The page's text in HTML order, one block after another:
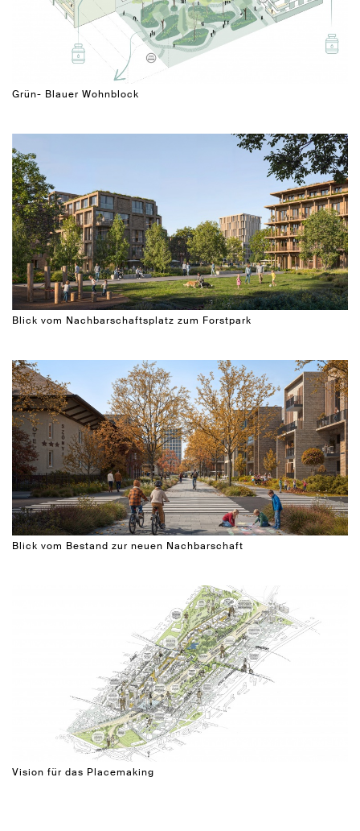
Grün- Blauer Wohnblock
Blick vom Nachbarschaftsplatz zum Forstpark
Blick vom Bestand zur neuen Nachbarschaft
Vision für das Placemaking